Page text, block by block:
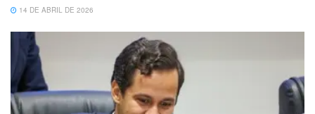
14 DE ABRIL DE 2026